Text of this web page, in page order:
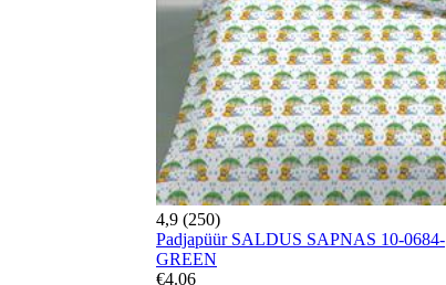
4,9 (250)
Padjapüür SALDUS SAPNAS 10-0684-
GREEN
€4.06